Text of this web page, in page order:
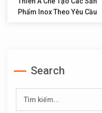
Phẩm Inox Theo Yêu Cầu
Search